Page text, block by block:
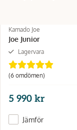
Kamado Joe
Joe Junior
Lagervara
(6 omdömen)
5 990 kr
Jämför